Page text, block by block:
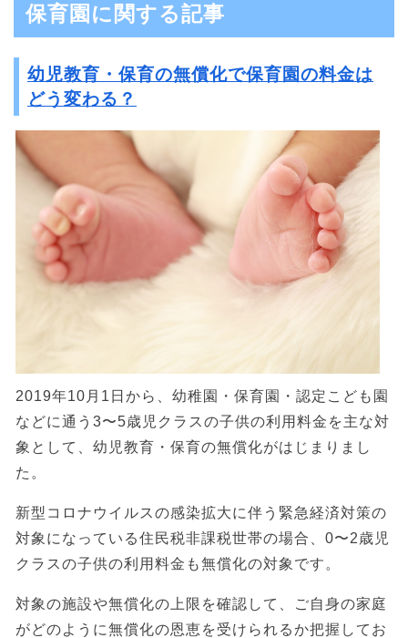
保育園に関する記事
幼児教育・保育の無償化で保育園の料金は
どう変わる？
2019年10月1日から、幼稚園・保育園・認定こども園
などに通う3〜5歳児クラスの子供の利用料金を主な対
象として、幼児教育・保育の無償化がはじまりまし
た。
新型コロナウイルスの感染拡大に伴う緊急経済対策の
対象になっている住民税非課税世帯の場合、0〜2歳児
クラスの子供の利用料金も無償化の対象です。
対象の施設や無償化の上限を確認して、ご自身の家庭
がどのように無償化の恩恵を受けられるか把握してお